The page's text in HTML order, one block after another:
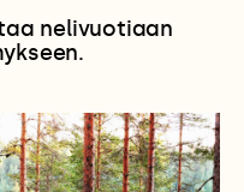
nelivuotiaan